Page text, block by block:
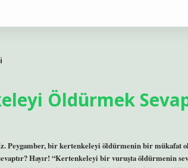
Öldürmek
Peygamber, bir kertenkeleyi öldürmenin bir
Hayır! “Kertenkeleyi bir vuruşta öldürmenin